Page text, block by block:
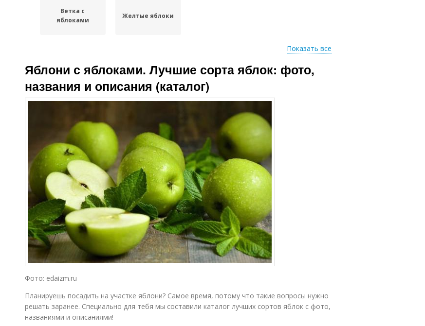
Ветка с
яблоками
Желтые яблоки
Показать все
Яблони с яблоками. Лучшие сорта яблок: фото,
названия и описания (каталог)
Фото: edaizm.ru
Планируешь посадить на участке яблони? Самое время, потому что такие вопросы нужно
решать заранее. Специально для тебя мы составили каталог лучших сортов яблок с фото,
названиями и описаниями!